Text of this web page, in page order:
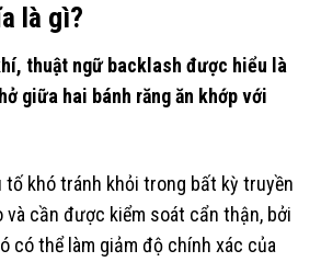
là gì?
thuật ngữ backlash được hiểu là
giữa hai bánh răng ăn khớp với
tố khó tránh khỏi trong bất kỳ truyền
và cần được kiểm soát cẩn thận, bởi
có thể làm giảm độ chính xác của